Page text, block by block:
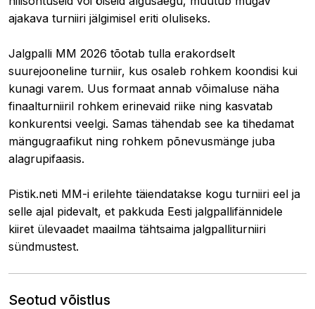
ajakava turniiri jälgimisel eriti oluliseks.
Jalgpalli MM 2026 tõotab tulla erakordselt
suurejooneline turniir, kus osaleb rohkem koondisi kui
kunagi varem. Uus formaat annab võimaluse näha
finaalturniiril rohkem erinevaid riike ning kasvatab
konkurentsi veelgi. Samas tähendab see ka tihedamat
mängugraafikut ning rohkem põnevusmänge juba
alagrupifaasis.
Pistik.neti MM-i erilehte täiendatakse kogu turniiri eel ja
selle ajal pidevalt, et pakkuda Eesti jalgpallifännidele
kiiret ülevaadet maailma tähtsaima jalgpalliturniiri
sündmustest.
Seotud võistlus